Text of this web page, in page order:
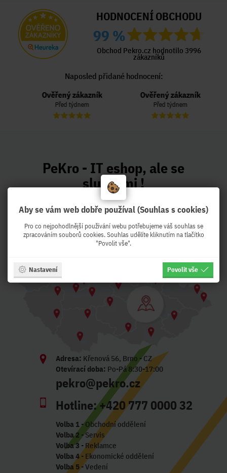
HODNOCENÍ OBCHODU
99 %
Obchod Pekro.cz hodnotilo 3996
zákazníků
Naposled přidané hodnocení:
Ověřený zákazník
Před týdnem
Ověřený zákazník
Před týdnem
PeKro - IT eshop, ale se
službami !
Z Brna expedujeme druhý pracovní den k
Vám !
Adresa: Křenová 56, Brno - CZ
Otevírací doba: Po-Pá 8:30-17:00
pekro@pekro.cz
Hotline:+420 777 0000 32
Volba 1- Obchodní oddělení
Volba 2 - Servis
Volba 3 - Reklamce
Volba 4- Ekonomické oddělení
Volba 5- Vedení
Aby se vám web dobře používal (Souhlas s cookies)
Pro co nejpohodlnější používání webu potřebujeme váš souhlas se
zpracováním souborů cookies. Souhlas udělíte kliknutím na tlačítko
"Povolit vše".
Nastavení Povolit vše